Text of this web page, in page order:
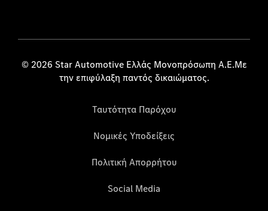
© 2026 Star Automotive Ελλάς Μονοπρόσωπη Α.Ε.Με
την επιφύλαξη παντός δικαιώματος.
Ταυτότητα Παρόχου
Νομικές Υποδείξεις
Πολιτική Απορρήτου
Social Media